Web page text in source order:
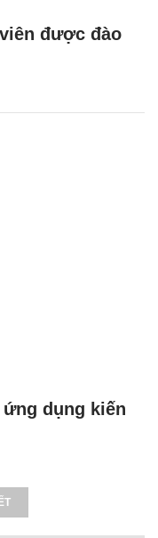
được đào
dụng kiến